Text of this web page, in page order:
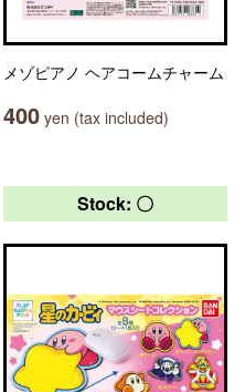
メゾピアノ ヘアコームチャーム
400 yen (tax included)
Stock: 〇